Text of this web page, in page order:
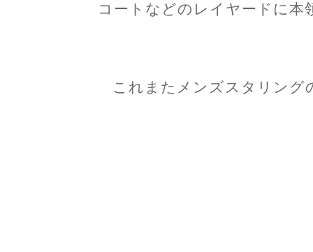
コートなどのレイヤードに本
これまたメンズスタリング